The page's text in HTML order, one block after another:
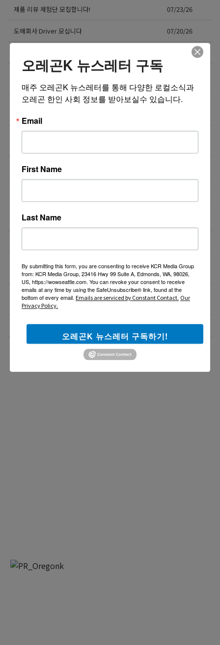
제품 리뷰 체험단 모집합니다! 07/23/26
도매회사 Driver 모십니다 07/20/26
07/19/26
[미국 첫 상륙] K-셀프포토 브랜드 ‘포토그레이’ 가맹점
주 모집
❤️❤️❤️ 마케팅 / 광고 홍보 / 각종 디자인 필요하신 분!
07/15/26
NE에 위치한 단체 티셔츠 제작 Store에서 구인합니다.
도 있습니다.
새로운 포차 서버구함 / Server needed for Korean
Gastropub (Downtown PDX)
07/06/26
[한식타운] 파트타임 서버 모집 – 활기차고 친절한 분
환영!
07/03/26
Business Development Manager 07/02/26
오레곤K 뉴스레터 구독
매주 오레곤K 뉴스레터를 통해 다양한 로컬소식과
오레곤 한인 사회 정보를 받아보실수 있습니다.
Email
First Name
Last Name
By submitting this form, you are consenting to receive KCR Media Group
from: KCR Media Group, 23416 Hwy 99 Suite A, Edmonds, WA, 98026,
US, https://wowseattle.com. You can revoke your consent to receive
emails at any time by using the SafeUnsubscribe® link, found at the
bottom of every email. Emails are serviced by Constant Contact. Our
Privacy Policy.
오레곤K 뉴스레터 구독하기!